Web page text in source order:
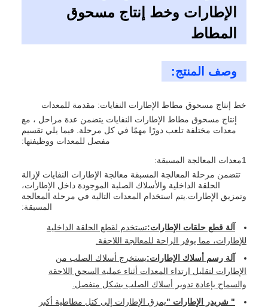
الإطارات وخط إنتاج مسحوق
المطاط
وصف المنتج:
خط إنتاج مسحوق مطاط الإطارات النفايات: مقدمة للمعدات
إنتاج مسحوق مطاط الإطارات النفايات يتضمن عدة مراحل ، مع
معدات مختلفة تلعب دورًا مهمًا في كل مرحلة. فيما يلي تقسيم
مفصل للمعدات ووظيفتها:
1معدات المعالجة المسبقة:
تتضمن مرحلة المعالجة المسبقة معالجة الإطارات النفايات لإزالة
الحلقة الداخلية والأسلاك الصلبة الموجودة داخل الإطارات،
وتمزيق الإطارات.يتم استخدام المعدات التالية في مرحلة المعالجة
المسبقة:
آلة قطع حلقات الإطارات:تستخدم لقطع الحلقة الداخلية
للإطارات، مما يوفر الراحة للمعالجة اللاحقة.
آلة رسم أسلاك الإطارات:يستخرج أسلاك الصلب من
الإطارات لتقليل ارتداء المعدات أثناء عملية السحق اللاحقة
والسماح بإعادة تدوير أسلاك الصلب بشكل منفصل.
" شريدر الإطارات "يمزق الإطارات إلى كتل مطاطية أكبر